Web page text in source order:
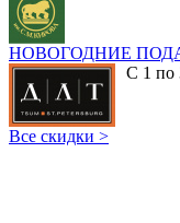
НОВОГОДНИЕ
С 1 по
Все скидки >